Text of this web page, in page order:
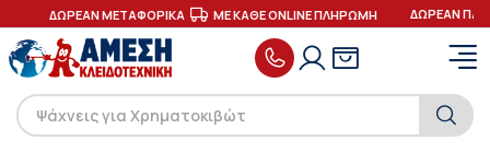
ΔΩΡΕΑΝ ΜΕΤΑΦΟΡΙΚΑ ΜΕ ΚΑΘΕ ONLINE ΠΛΗΡΩΜΗ ΔΩΡΕΑΝ